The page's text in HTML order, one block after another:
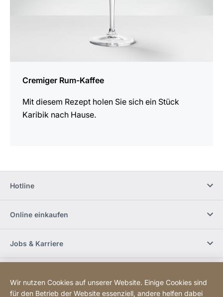
Cremiger Rum-Kaffee
Mit diesem Rezept holen Sie sich ein Stück
Karibik nach Hause.
Hotline
Online einkaufen
Jobs & Karriere
Wir nutzen Cookies auf unserer Website. Einige Cookies sind
für den Betrieb der Website essenziell, andere helfen dabei